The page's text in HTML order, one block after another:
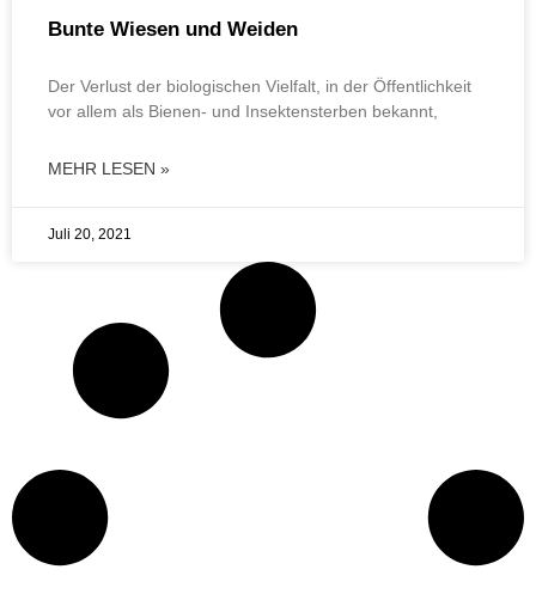
Bunte Wiesen und Weiden
Der Verlust der biologischen Vielfalt, in der Öffentlichkeit
vor allem als Bienen- und Insektensterben bekannt,
MEHR LESEN »
Juli 20, 2021